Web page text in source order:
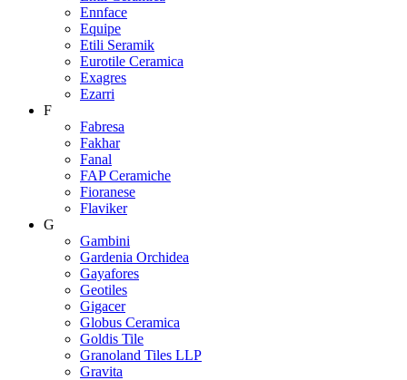
Ennface
Equipe
Etili Seramik
Eurotile Ceramica
Exagres
Ezarri
F
Fabresa
Fakhar
Fanal
FAP Ceramiche
Fioranese
Flaviker
G
Gambini
Gardenia Orchidea
Gayafores
Geotiles
Gigacer
Globus Ceramica
Goldis Tile
Granoland Tiles LLP
Gravita